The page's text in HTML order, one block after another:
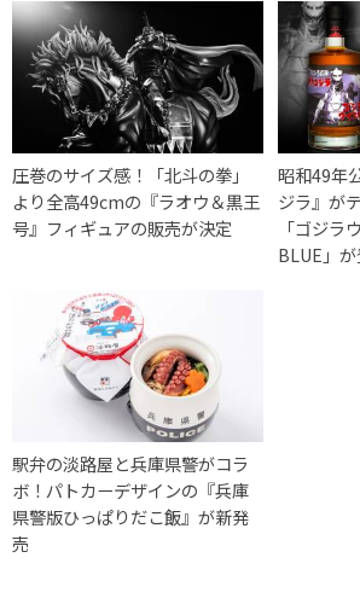
圧巻のサイズ感！「北斗の拳」
より全高49cmの『ラオウ＆黒王
号』フィギュアの販売が決定
昭和49年
ジラ』が
「ゴジラ
BLUE」
駅弁の淡路屋と兵庫県警がコラ
ボ！パトカーデザインの『兵庫
県警版ひっぱりだこ飯』が新発
売